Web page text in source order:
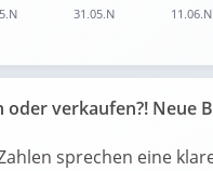
31.05.N 11.06.N
oder verkaufen?! Neue
sprechen eine